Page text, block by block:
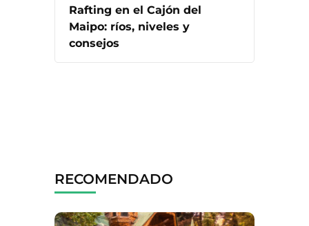
Rafting en el Cajón del
Maipo: ríos, niveles y
consejos
RECOMENDADO